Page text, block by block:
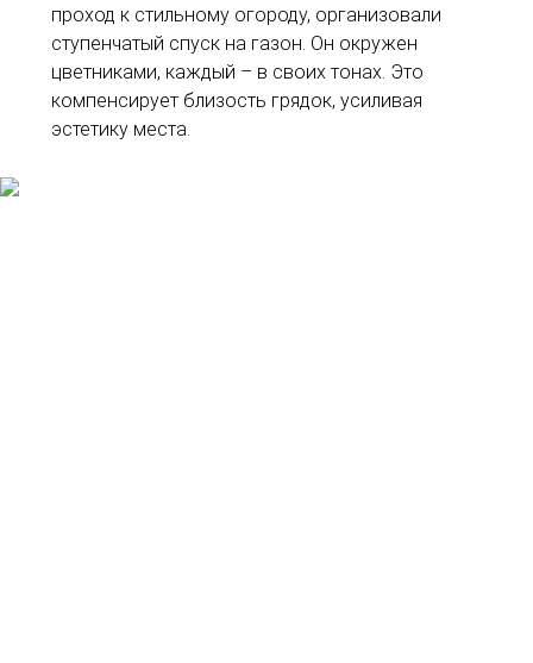
проход к стильному огороду, организовали
ступенчатый спуск на газон. Он окружен
цветниками, каждый – в своих тонах. Это
компенсирует близость грядок, усиливая
эстетику места.